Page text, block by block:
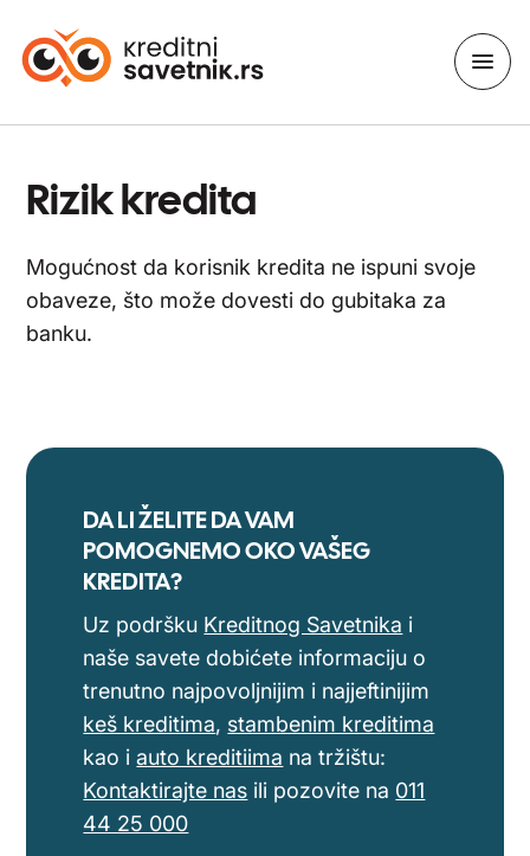
Rizik kredita
Mogućnost da korisnik kredita ne ispuni svoje
obaveze, što može dovesti do gubitaka za
banku.
DA LI ŽELITE DA VAM
POMOGNEMO OKO VAŠEG
KREDITA?
Uz podršku Kreditnog Savetnika i
naše savete dobićete informaciju o
trenutno najpovoljnijim i najjeftinijim
keš kreditima, stambenim kreditima
kao iauto kreditiima na tržištu:
Kontaktirajte nas ili pozovite na 011
44 25 000